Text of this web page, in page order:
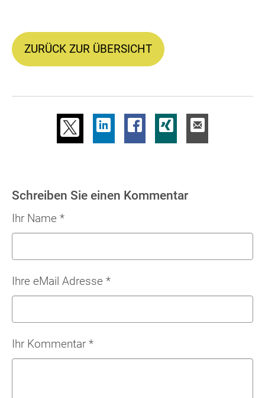
ZURÜCK ZUR ÜBERSICHT
Schreiben Sie einen Kommentar
Ihr Name *
Ihre eMail Adresse *
Ihr Kommentar *